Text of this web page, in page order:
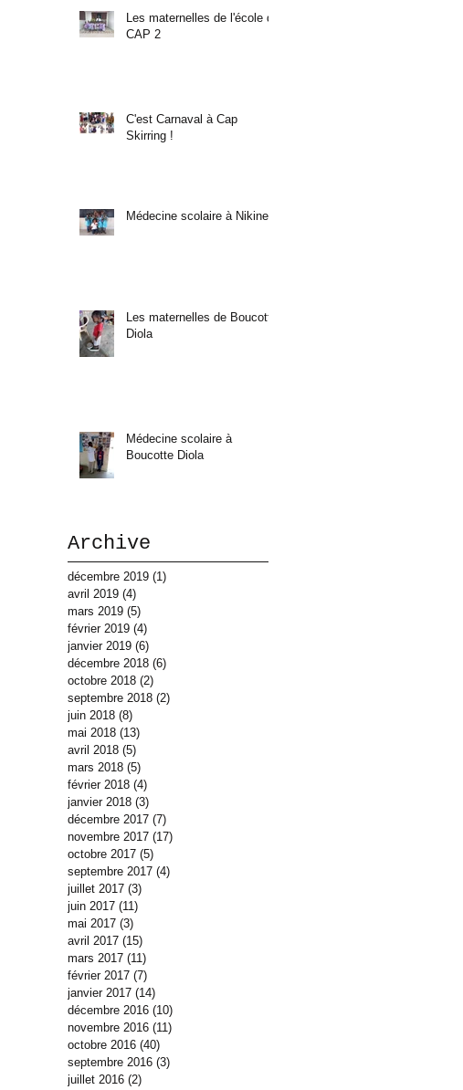
Les maternelles de l'école de
CAP 2
C'est Carnaval à Cap
Skirring !
Médecine scolaire à Nikine
Les maternelles de Boucotte
Diola
Médecine scolaire à
Boucotte Diola
Archive
décembre 2019 (1)
avril 2019 (4)
mars 2019 (5)
février 2019 (4)
janvier 2019 (6)
décembre 2018 (6)
octobre 2018 (2)
septembre 2018 (2)
juin 2018 (8)
mai 2018 (13)
avril 2018 (5)
mars 2018 (5)
février 2018 (4)
janvier 2018 (3)
décembre 2017 (7)
novembre 2017 (17)
octobre 2017 (5)
septembre 2017 (4)
juillet 2017 (3)
juin 2017 (11)
mai 2017 (3)
avril 2017 (15)
mars 2017 (11)
février 2017 (7)
janvier 2017 (14)
décembre 2016 (10)
novembre 2016 (11)
octobre 2016 (40)
septembre 2016 (3)
juillet 2016 (2)